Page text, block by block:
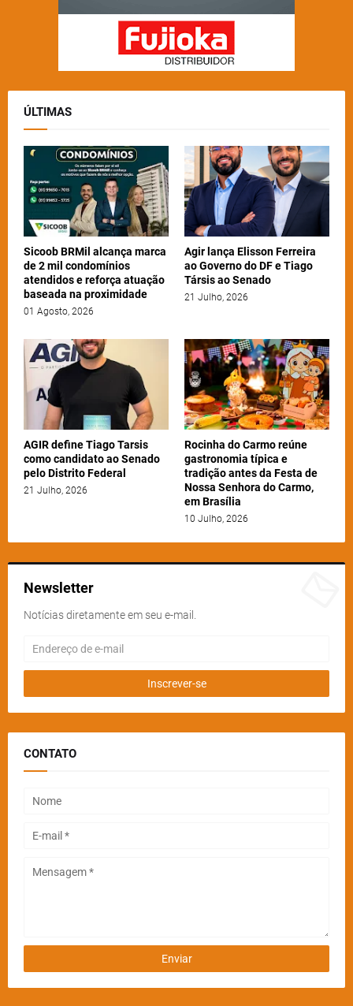
ÚLTIMAS
Sicoob BRMil alcança marca
de 2 mil condomínios
atendidos e reforça atuação
baseada na proximidade
01 Agosto, 2026
Agir lança Elisson Ferreira
ao Governo do DF e Tiago
Társis ao Senado
21 Julho, 2026
AGIR define Tiago Tarsis
como candidato ao Senado
pelo Distrito Federal
21 Julho, 2026
Rocinha do Carmo reúne
gastronomia típica e
tradição antes da Festa de
Nossa Senhora do Carmo,
em Brasília
10 Julho, 2026
Newsletter
Notícias diretamente em seu e-mail.
CONTATO